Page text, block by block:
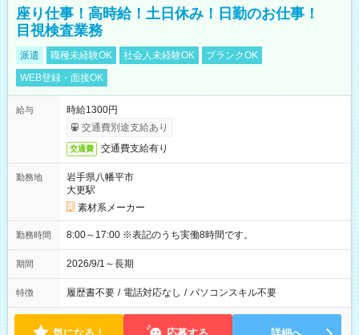
座り仕事！高時給！土日休み！日勤のお仕事！
目視検査業務
派遣 職種未経験OK 社会人未経験OK
ブランクOK
WEB登録・面接OK
給与
時給1300円
交通費別途支給あり
交通費 交通費支給有り
勤務地
岩手県八幡平市
大更駅
素材系メーカー
勤務時間 8:00～17:00 ※表記のうち実働8時間です。
期間 2026/9/1～長期
特徴 履歴書不要 / 電話対応なし / パソコンスキル不要